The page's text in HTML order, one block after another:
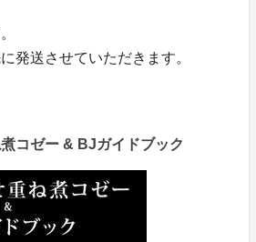
発送させていただきます。
コゼー & BJガイドブック